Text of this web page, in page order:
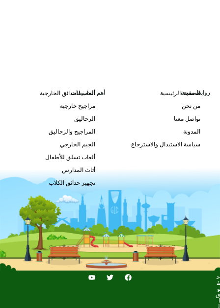
طلب السعر
روابط مفيدة
الصفحة الرئيسية
من نحن
تواصل معنا
المدونة
سياسة الاستبدال والاسترجاع
أهم التصنيفات
ألعاب الحدائق الخارجية
مراجيح خارجية
الزحاليق
المراجيح والزحاليق
الجيم الخارجي
ألعاب تسلق للأطفال
أثاث المدارس
تجهيز حدائق الكلاب
ح
ق
و
ق
ل